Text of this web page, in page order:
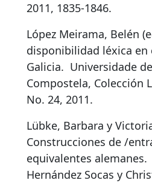
2011, 1835-1846.
López Meirama, Belén
disponibilidad léxica en
Galicia. Universidade
Compostela, Colección
No. 24, 2011.
Lübke, Barbara y
Construcciones de /
equivalentes alemanes.
Hernández Socas y